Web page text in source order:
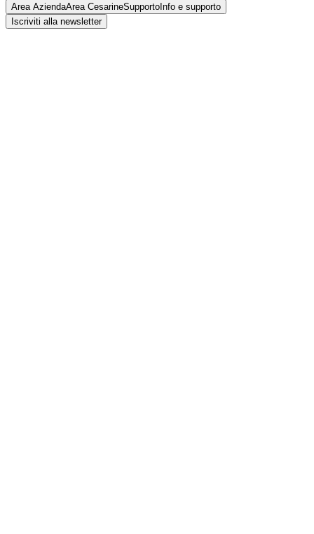
Area AziendaArea CesarineSupporto Info e supporto
Iscriviti alla newsletter